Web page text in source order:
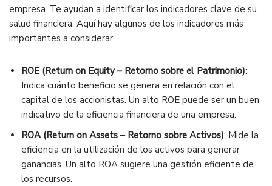
empresa. Te ayudan a identificar los indicadores clave de su
salud financiera. Aquí hay algunos de los indicadores más
importantes a considerar:
ROE (Return on Equity – Retorno sobre el Patrimonio):
Indica cuánto beneficio se genera en relación con el
capital de los accionistas. Un alto ROE puede ser un buen
indicativo de la eficiencia financiera de una empresa.
ROA (Return on Assets – Retorno sobre Activos): Mide la
eficiencia en la utilización de los activos para generar
ganancias. Un alto ROA sugiere una gestión eficiente de
los recursos.